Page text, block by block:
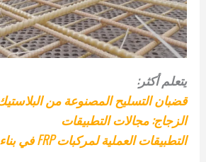
يتعلم أكثر:
قضبان التسليح المصنوعة من
الزجاج: مجالات التطبيقات
التطبيقات العملية لمركبات FRP في بناء الطرق